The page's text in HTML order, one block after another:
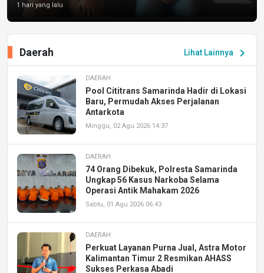
1 hari yang lalu
Lihat Lainnya chevron_right
Daerah
DAERAH
Pool Cititrans Samarinda Hadir di Lokasi
Baru, Permudah Akses Perjalanan
Antarkota
Minggu, 02 Agu 2026 14:37
DAERAH
74 Orang Dibekuk, Polresta Samarinda
Ungkap 56 Kasus Narkoba Selama
Operasi Antik Mahakam 2026
Sabtu, 01 Agu 2026 06:43
DAERAH
Perkuat Layanan Purna Jual, Astra Motor
Kalimantan Timur 2 Resmikan AHASS
Sukses Perkasa Abadi